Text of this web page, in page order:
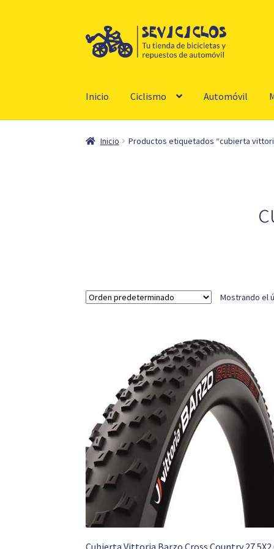
Ir
a
Ir
al
Inicio Ciclismo Automóvil
Inicio Productos etiquetados “cubierta
Mostrando el